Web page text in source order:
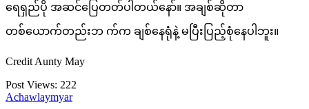
ရေရှည်ပို အဆင်ပြေတတ်ပါတယ်နော်။ အချစ်ဆိုတာ
တစ်ယောက်တည်းဘ က်က ချစ်နေရုံနဲ့ မပြီးပြည့်စုံနေပါဘူး။
Credit Aunty May
Post Views: 222
Achawlaymyar